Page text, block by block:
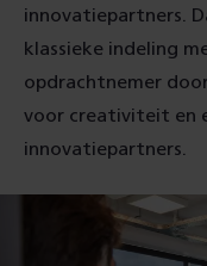
innovatiepartners.
klassieke indeling
opdrachtnemer
voor creativiteit en
innovatiepartners.